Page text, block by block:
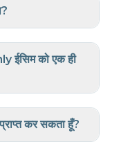
ईसिम को एक ही
कर सकता हूँ?